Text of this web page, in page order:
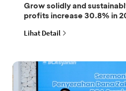
Grow solidly and
profits increase 30.8% in
Lihat Detail